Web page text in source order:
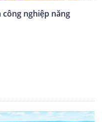
công nghiệp năng